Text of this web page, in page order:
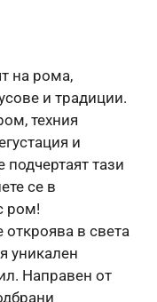
откроява в света
уникален
Направен от